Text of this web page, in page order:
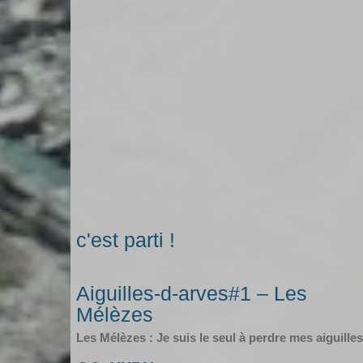
c'est parti !
Aiguilles-d-arves#1 – Les
Mélèzes
Les Mélèzes : Je suis le seul à perdre mes